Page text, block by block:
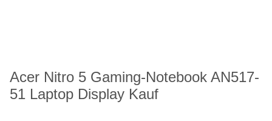
Acer Nitro 5 Gaming-Notebook AN517-
51 Laptop Display Kauf